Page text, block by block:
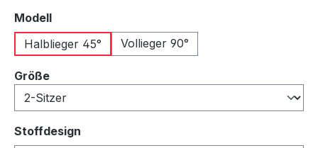
Modellauswählen
Halblieger 45°
Vollieger 90°
Größeauswählen
Stoffdesign